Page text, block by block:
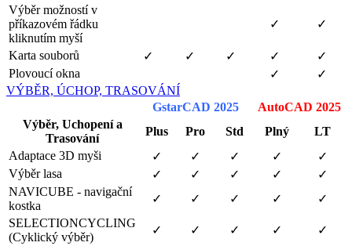
Výběr možností v
příkazovém řádku
kliknutím myší
✓ ✓
Karta souborů ✓ ✓ ✓ ✓
✓
Plovoucí okna
✓
✓
VÝBĚR, ÚCHOP, TRASOVÁNÍ
GstarCAD 2025
AutoCAD 2025
Výběr, Uchopení a
Trasování
Plus Pro Std Plný
LT
Adaptace 3D myši
✓ ✓ ✓ ✓
✓
Výběr lasa
✓ ✓ ✓ ✓
✓
NAVICUBE - navigační
kostka
✓ ✓ ✓ ✓
✓
SELECTIONCYCLING
(Cyklický výběr)
✓ ✓ ✓ ✓
✓